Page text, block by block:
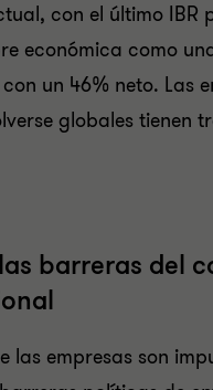
con el último IBR
económica como
un 46% neto. Las
globales tienen
barreras del
las empresas son